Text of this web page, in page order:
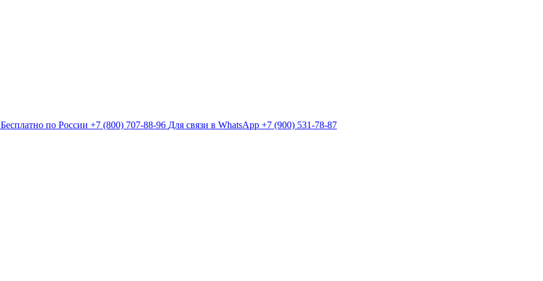
Бесплатно по России +7 (800) 707-88-96 Для связи в WhatsApp +7 (900) 531-78-87